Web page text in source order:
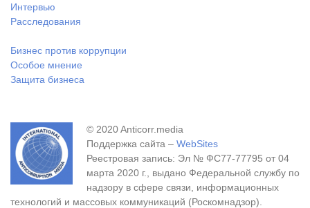
Интервью
Расследования
Бизнес против коррупции
Особое мнение
Защита бизнеса
© 2020 Anticorr.media
Поддержка сайта – WebSites
Реестровая запись: Эл № ФС77-77795 от 04
марта 2020 г., выдано Федеральной службу по
надзору в сфере связи, информационных
технологий и массовых коммуникаций (Роскомнадзор).